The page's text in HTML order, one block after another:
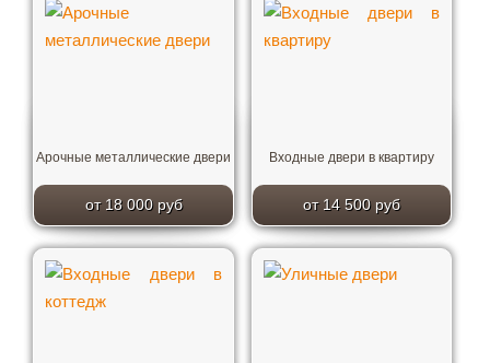
Арочные металлические двери
от 18 000 руб
Входные двери в квартиру
от 14 500 руб